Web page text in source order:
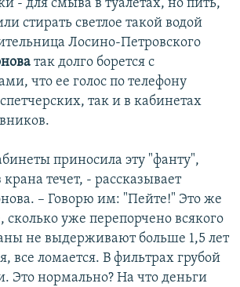
- для смыва в туалетах, но пить,
стирать светлое такой водой
Лосино-Петровского
так долго борется с
что ее голос по телефону
так и в кабинетах
приносила эту "фанту",
крана течет, - рассказывает
– Говорю им: "Пейте!" Это же
сколько уже перепорчено всякого
не выдерживают больше 1,5 лет
все ломается. В фильтрах грубой
Это нормально? На что деньги